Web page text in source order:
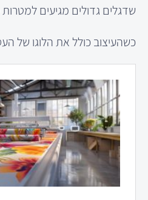
שדגלים גדולים מגיעים
כשהעיצוב כולל את הלוגו של